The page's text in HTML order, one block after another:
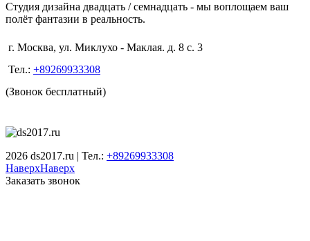
Студия дизайна двадцать / семнадцать - мы воплощаем ваш
полёт фантазии в реальность.
г. Москва, ул. Миклухо - Маклая. д. 8 с. 3
Тел.: +89269933308
(Звонок бесплатный)
2026 ds2017.ru | Тел.: +89269933308
НаверхНаверх
Заказать звонок